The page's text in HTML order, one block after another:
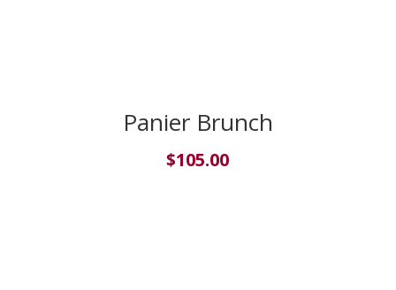
Panier Brunch
$105.00